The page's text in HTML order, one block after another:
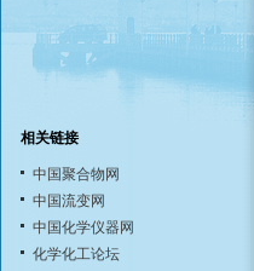
相关链接
中国聚合物网
中国流变网
中国化学仪器网
化学化工论坛